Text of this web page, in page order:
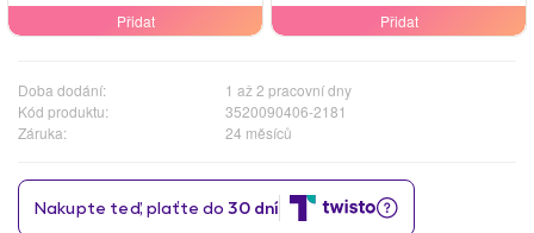
Přidat
Přidat
Doba dodání:
1 až 2 pracovní dny
Kód produktu:
3520090406-2181
Záruka:
24 měsíců